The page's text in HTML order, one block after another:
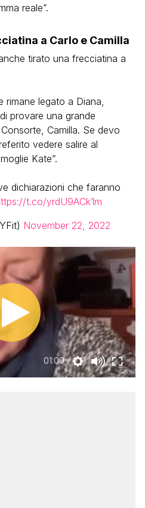
reale”.
a Carlo e Camilla
tirato una frecciatina a
rimane legato a Diana,
provare una grande
Camilla. Se devo
vedere salire al
Kate”.
dichiarazioni che faranno
t.co/yrdU9ACk1m
November 22, 2022
01:00